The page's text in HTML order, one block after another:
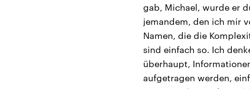
gab, Michael, wurde er
jemandem, den ich mir
Namen, die die
sind einfach so. Ich
überhaupt,
aufgetragen werden,